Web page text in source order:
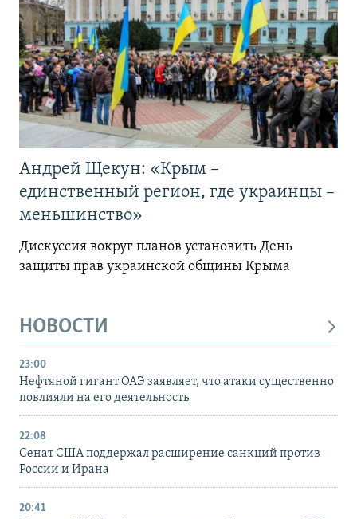
Андрей Щекун: «Крым –
единственный регион, где украинцы –
меньшинство»
Дискуссия вокруг планов установить День
защиты прав украинской общины Крыма
НОВОСТИ
23:00
Нефтяной гигант ОАЭ заявляет, что атаки существенно
повлияли на его деятельность
22:08
Сенат США поддержал расширение санкций против
России и Ирана
20:41